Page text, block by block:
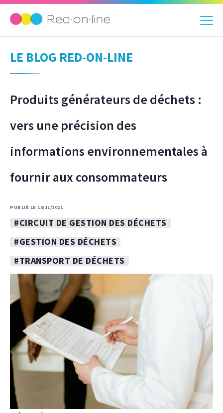
LE BLOG RED-ON-LINE
Produits générateurs de déchets :
vers une précision des
informations environnementales à
fournir aux consommateurs
PUBLIÉ LE 15/11/2021
#CIRCUIT DE GESTION DES DÉCHETS
#GESTION DES DÉCHETS
#TRANSPORT DE DÉCHETS